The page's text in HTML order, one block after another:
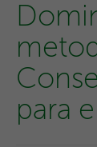
para